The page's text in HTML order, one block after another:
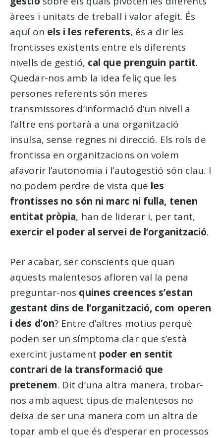
àrees i unitats de treball i valor afegit. És
aquí on els i les referents, és a dir les
frontisses existents entre els diferents
nivells de gestió, cal que prenguin partit.
Quedar-nos amb la idea feliç que les
persones referents són meres
transmissores d’informació d’un nivell a
l’altre ens portarà a una organització
insulsa, sense regnes ni direcció. Els rols de
frontissa en organitzacions on volem
afavorir l’autonomia i l’autogestió són clau. I
no podem perdre de vista que les
frontisses no són ni marc ni fulla, tenen
entitat pròpia, han de liderar i, per tant,
exercir el poder al servei de l’organització.
Per acabar, ser conscients que quan
aquests malentesos afloren val la pena
preguntar-nos quines creences s’estan
gestant dins de l’organització, com operen
i des d’on? Entre d’altres motius perquè
poden ser un símptoma clar que s’està
exercint justament poder en sentit
contrari de la transformació que
pretenem. Dit d’una altra manera, trobar-
nos amb aquest tipus de malentesos no
deixa de ser una manera com un altra de
topar amb el que és d’esperar en processos